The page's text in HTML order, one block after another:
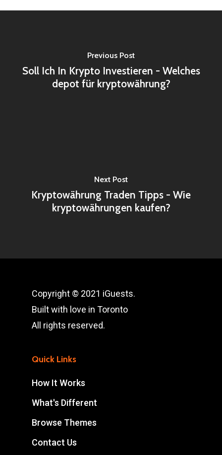
Previous Post
Soll Ich In Krypto Investieren - Welches
depot für kryptowährung?
Next Post
Kryptowährung Traden Tipps - Wie
kryptowährungen kaufen?
Copyright © 2021 iGuests.
Built with love in Toronto
All rights reserved.
Quick Links
How It Works
What's Different
Browse Themes
Contact Us